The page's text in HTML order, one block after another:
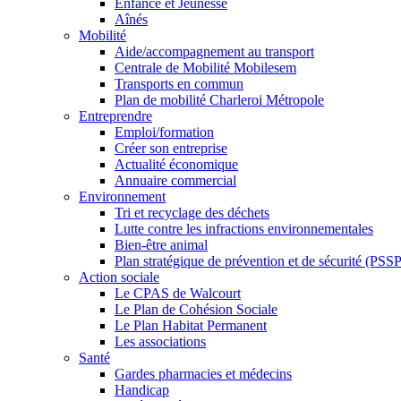
Enfance et Jeunesse
Aînés
Mobilité
Aide/accompagnement au transport
Centrale de Mobilité Mobilesem
Transports en commun
Plan de mobilité Charleroi Métropole
Entreprendre
Emploi/formation
Créer son entreprise
Actualité économique
Annuaire commercial
Environnement
Tri et recyclage des déchets
Lutte contre les infractions environnementales
Bien-être animal
Plan stratégique de prévention et de sécurité
Action sociale
Le CPAS de Walcourt
Le Plan de Cohésion Sociale
Le Plan Habitat Permanent
Les associations
Santé
Gardes pharmacies et médecins
Handicap